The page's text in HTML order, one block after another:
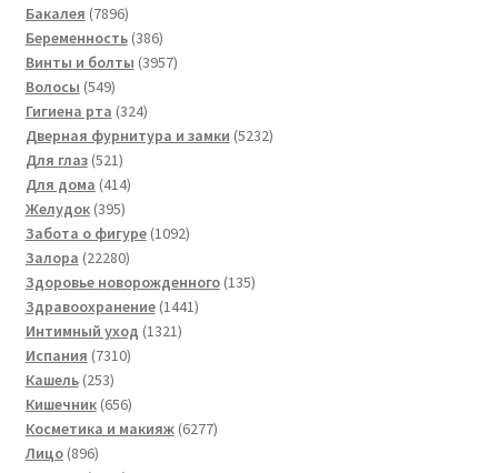
Бакалея 78967896
товаров
Беременность 386386
товаров
Винты и болты 39573957
Волосы 549549
товаров
Гигиена рта 324324
товара
Дверная фурнитура и замки 52325232
Для глаз 521521
товар
Для дома 414414
Желудок 395395
товаров
Забота о фигуре 10921092
Залора 2228022280
товаров
Здоровье новорожденного 135135
Здравоохранение 14411441
Интимный уход 13211321
Испания 73107310
Кашель 253253
товара
Кишечник 656656
товаров
Косметика и макияж 62776277
Лицо 896896